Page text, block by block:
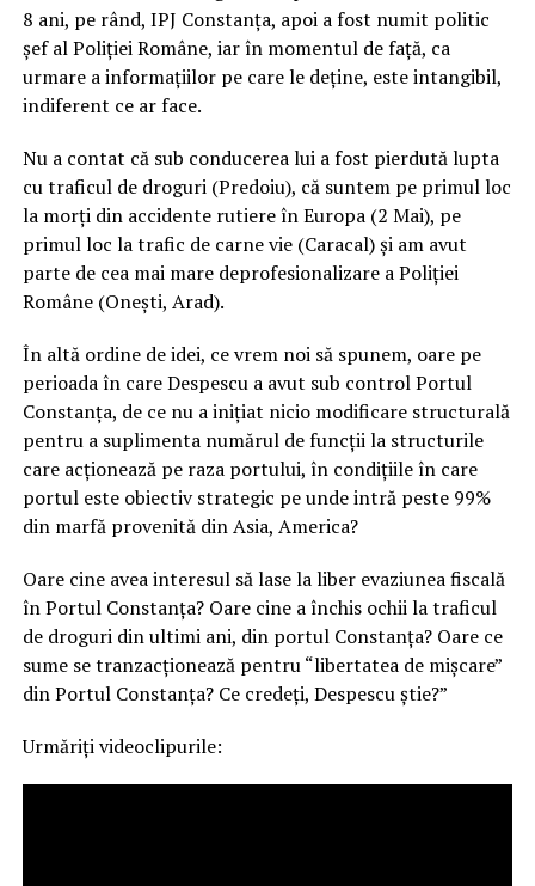
8 ani, pe rând, IPJ Constanța, apoi a fost numit politic
șef al Poliției Române, iar în momentul de față, ca
urmare a informațiilor pe care le deține, este intangibil,
indiferent ce ar face.
Nu a contat că sub conducerea lui a fost pierdută lupta
cu traficul de droguri (Predoiu), că suntem pe primul loc
la morți din accidente rutiere în Europa (2 Mai), pe
primul loc la trafic de carne vie (Caracal) și am avut
parte de cea mai mare deprofesionalizare a Poliției
Române (Onești, Arad).
În altă ordine de idei, ce vrem noi să spunem, oare pe
perioada în care Despescu a avut sub control Portul
Constanța, de ce nu a inițiat nicio modificare structurală
pentru a suplimenta numărul de funcții la structurile
care acționează pe raza portului, în condițiile în care
portul este obiectiv strategic pe unde intră peste 99%
din marfă provenită din Asia, America?
Oare cine avea interesul să lase la liber evaziunea fiscală
în Portul Constanța? Oare cine a închis ochii la traficul
de droguri din ultimi ani, din portul Constanța? Oare ce
sume se tranzacționează pentru “libertatea de mișcare”
din Portul Constanța? Ce credeți, Despescu știe?”
Urmăriți videoclipurile: